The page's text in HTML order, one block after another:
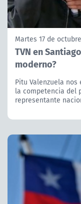
Martes 17 de
TVN en
moderno?
Pitu Valenzuela
la competencia del
representante